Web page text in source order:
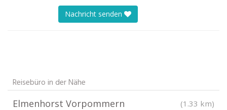
Nachricht senden
Reisebüro in der Nähe
Elmenhorst Vorpommern (1.33 km)